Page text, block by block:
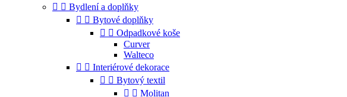
  Bydlení a doplňky
  Bytové doplňky
  Odpadkové koše
Curver
Walteco
  Interiérové dekorace
  Bytový textil
  Molitan